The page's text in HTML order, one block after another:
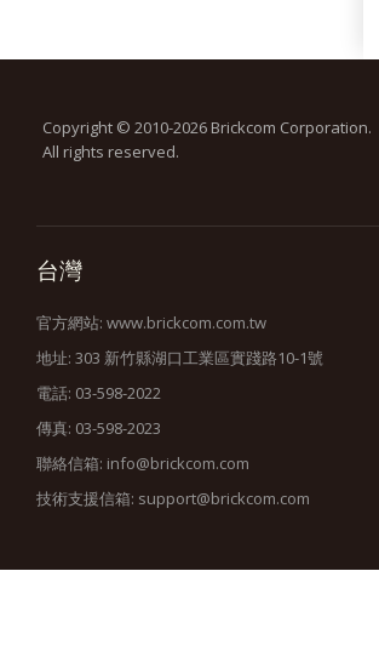
Copyright © 2010-2026 Brickcom Corporation.
All rights reserved.
台灣
官方網站: www.brickcom.com.tw
地址: 303 新竹縣湖口工業區實踐路10-1號
電話: 03-598-2022
傳真: 03-598-2023
聯絡信箱: info@brickcom.com
技術支援信箱: support@brickcom.com